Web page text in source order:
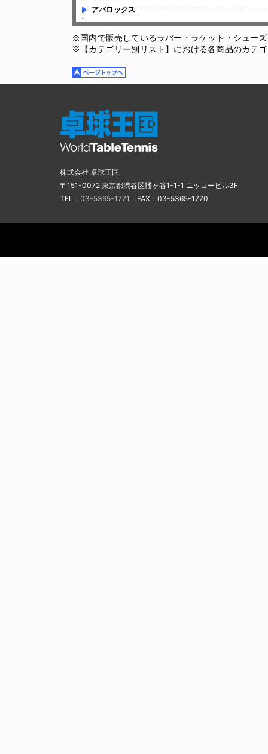
アバロックス
※国内で販売しているラバー・ラケット・シュー
※【カテゴリー別リスト】における各商品のカテ
株式会社 卓球王国
〒151-0072 東京都渋谷区幡ヶ谷1-1-1 ニッコービル3F
TEL： 03-5365-1771 FAX：03-5365-1770